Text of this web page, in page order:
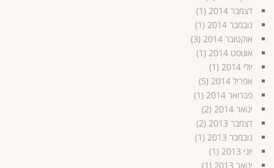
דצמבר 2014
(1)
נובמבר 2014
(1)
אוקטובר 2014
(3)
אוגוסט 2014
(1)
יולי 2014
(1)
אפריל 2014
(5)
פברואר 2014
(1)
ינואר 2014
(2)
דצמבר 2013
(2)
נובמבר 2013
(1)
יוני 2013
(1)
ינואר 2013
(1)